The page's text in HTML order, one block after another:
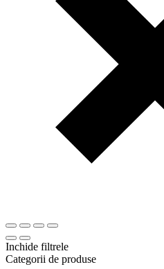
Inchide filtrele
Categorii de produse